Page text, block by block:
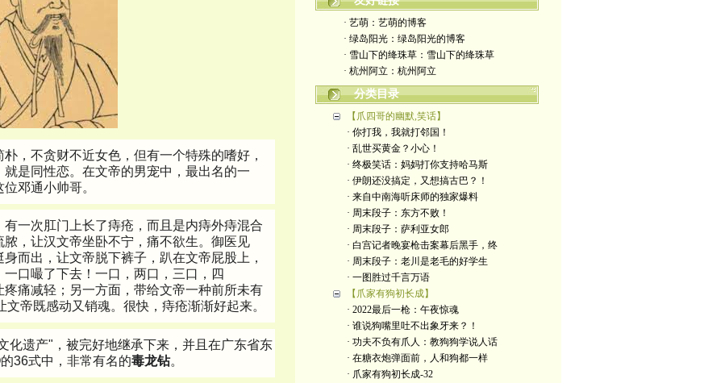
，不贪财不近女色，但有一个特殊的嗜好，
是同性恋。在文帝的男宠中，最出名的一
邓通小帅哥。
一次肛门上长了痔疮，而且是内痔外痔混合
，让汉文帝坐卧不宁，痛不欲生。御医见
而出，让文帝脱下裤子，趴在文帝屁股上，
口嘬了下去！一口，两口，三口，四
痛减轻；另一方面，带给文帝一种前所未有
帝既感动又销魂。很快，痔疮渐渐好起来。
化遗产"，被完好地继承下来，并且在广东省东
36式中，非常有名的毒龙钻。
· 艺萌：艺萌的博客
· 绿岛阳光：绿岛阳光的博客
· 雪山下的绛珠草：雪山下的绛珠草
· 杭州阿立：杭州阿立
分类目录
【爪四哥的幽默,笑话】
· 你打我，我就打邻国！
· 乱世买黄金？小心！
· 终极笑话：妈妈打你支持哈马斯
· 伊朗还没搞定，又想搞古巴？！
· 来自中南海听床师的独家爆料
· 周末段子：东方不败！
· 周末段子：萨利亚女郎
· 白宫记者晚宴枪击案幕后黑手，终
· 周末段子：老川是老毛的好学生
· 一图胜过千言万语
【爪家有狗初长成】
· 2022最后一枪：午夜惊魂
· 谁说狗嘴里吐不出象牙来？！
· 功夫不负有爪人：教狗狗学说人话
· 在糖衣炮弹面前，人和狗都一样
· 爪家有狗初长成-32